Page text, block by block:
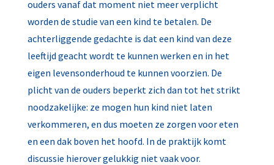
ouders vanaf dat moment niet meer verplicht
worden de studie van een kind te betalen. De
achterliggende gedachte is dat een kind van deze
leeftijd geacht wordt te kunnen werken en in het
eigen levensonderhoud te kunnen voorzien. De
plicht van de ouders beperkt zich dan tot het strikt
noodzakelijke: ze mogen hun kind niet laten
verkommeren, en dus moeten ze zorgen voor eten
en een dak boven het hoofd. In de praktijk komt
discussie hierover gelukkig niet vaak voor.